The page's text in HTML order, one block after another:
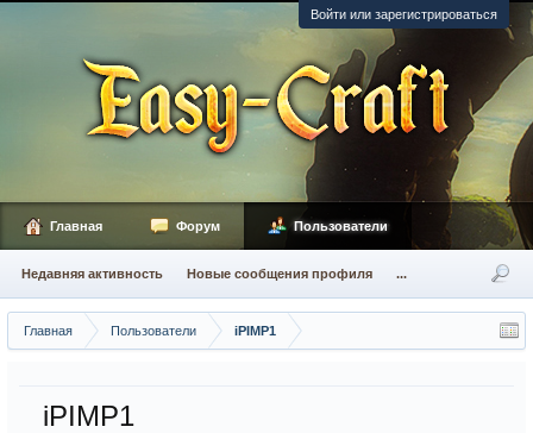
Войти или зарегистрироваться
Главная Пользователи iPIMP1
iPIMP1
Главная Форум Пользователи
Недавняя активность Новые сообщения профиля ...